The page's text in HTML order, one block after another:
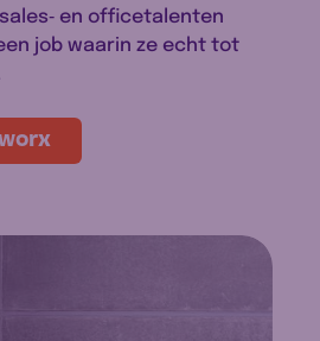
en officetalenten
job waarin ze echt tot